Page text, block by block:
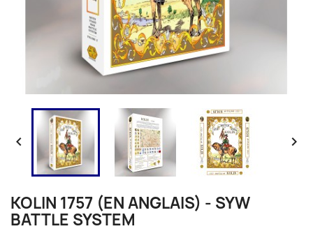
 
KOLIN 1757 (EN ANGLAIS) - SYW
BATTLE SYSTEM